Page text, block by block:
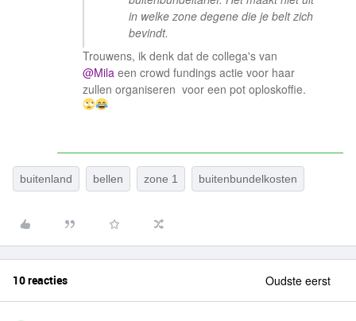
in welke zone degene die je belt zich
bevindt.
Trouwens, ik denk dat de collega's van
@Mila een crowd fundings actie voor haar
zullen organiseren voor een pot oploskoffie.
buitenland bellen zone 1 buitenbundelkosten
10 reacties Oudste eerst